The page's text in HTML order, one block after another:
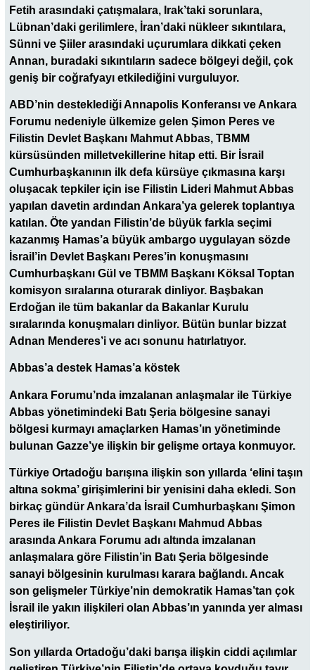
Fetih arasındaki çatışmalara, Irak’taki sorunlara,
Lübnan’daki gerilimlere, İran’daki nükleer sıkıntılara,
Sünni ve Şiiler arasındaki uçurumlara dikkati çeken
Annan, buradaki sıkıntıların sadece bölgeyi değil, çok
geniş bir coğrafyayı etkilediğini vurguluyor.
ABD’nin desteklediği Annapolis Konferansı ve Ankara
Forumu nedeniyle ülkemize gelen Şimon Peres ve
Filistin Devlet Başkanı Mahmut Abbas, TBMM
kürsüsünden milletvekillerine hitap etti. Bir İsrail
Cumhurbaşkanının ilk defa kürsüye çıkmasına karşı
oluşacak tepkiler için ise Filistin Lideri Mahmut Abbas
yapılan davetin ardından Ankara’ya gelerek toplantıya
katılan. Öte yandan Filistin’de büyük farkla seçimi
kazanmış Hamas’a büyük ambargo uygulayan sözde
İsrail’in Devlet Başkanı Peres’in konuşmasını
Cumhurbaşkanı Gül ve TBMM Başkanı Köksal Toptan
komisyon sıralarına oturarak dinliyor. Başbakan
Erdoğan ile tüm bakanlar da Bakanlar Kurulu
sıralarında konuşmaları dinliyor. Bütün bunlar bizzat
Adnan Menderes’i ve acı sonunu hatırlatıyor.
Abbas’a destek Hamas’a köstek
Ankara Forumu’nda imzalanan anlaşmalar ile Türkiye
Abbas yönetimindeki Batı Şeria bölgesine sanayi
bölgesi kurmayı amaçlarken Hamas’ın yönetiminde
bulunan Gazze’ye ilişkin bir gelişme ortaya konmuyor.
Türkiye Ortadoğu barışına ilişkin son yıllarda ‘elini taşın
altına sokma’ girişimlerini bir yenisini daha ekledi. Son
birkaç gündür Ankara’da İsrail Cumhurbaşkanı Şimon
Peres ile Filistin Devlet Başkanı Mahmud Abbas
arasında Ankara Forumu adı altında imzalanan
anlaşmalara göre Filistin’in Batı Şeria bölgesinde
sanayi bölgesinin kurulması karara bağlandı. Ancak
son gelişmeler Türkiye’nin demokratik Hamas’tan çok
İsrail ile yakın ilişkileri olan Abbas’ın yanında yer alması
eleştiriliyor.
Son yıllarda Ortadoğu’daki barışa ilişkin ciddi açılımlar